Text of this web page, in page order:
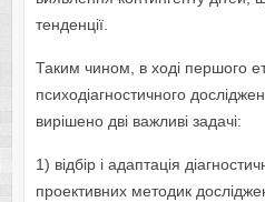
тенденції.
Таким чином, в ході першого
психодіагностичного
вирішено дві важливі задачі:
1) відбір і адаптація
проективних методик